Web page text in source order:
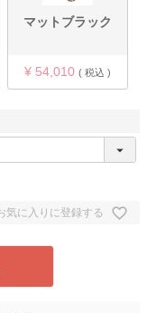
マットブラック
¥ 54,010 税込
気に入りに登録する